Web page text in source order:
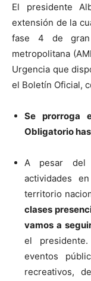
El presidente
extensión de la
fase 4 de
metropolitana
Urgencia que
el Boletín Oficial,
Se prorroga
Obligatorio
A pesar del
actividades
territorio
clases
vamos a
el
eventos
recreativos,